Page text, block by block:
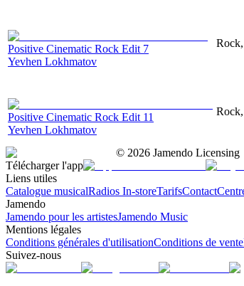
Positive Cinematic Rock Edit 7
Yevhen Lokhmatov
Positive Cinematic Rock Edit 11
Yevhen Lokhmatov
© 2026 Jamendo Licensing
Télécharger l'app
Liens utiles
Catalogue musicalRadios In-storeTarifsContact
Jamendo
Jamendo pour les artistesJamendo Music
Mentions légales
Conditions générales d'utilisationConditions de vente
Suivez-nous